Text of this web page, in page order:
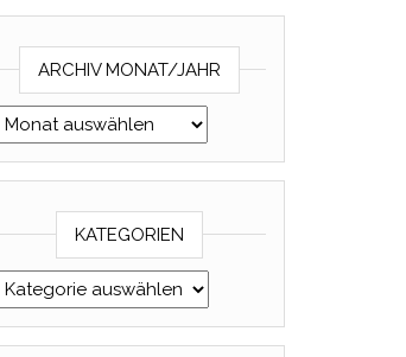
ARCHIV MONAT/JAHR
Archiv Monat/Jahr
KATEGORIEN
Kategorien